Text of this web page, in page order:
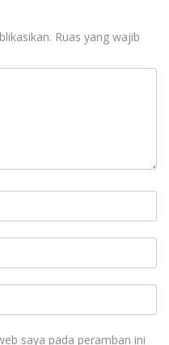
Ruas yang wajib
saya pada peramban ini